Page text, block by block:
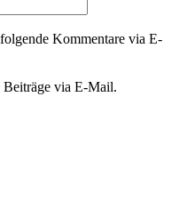
Kommentare via E-
Beiträge via E-Mail.